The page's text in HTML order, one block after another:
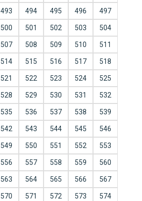
493 494 495 496 497
500 501 502 503 504
507 508 509 510 511
514 515 516 517 518
521 522 523 524 525
528 529 530 531 532
535 536 537 538 539
542 543 544 545 546
549 550 551 552 553
556 557 558 559 560
563 564 565 566 567
570 571 572 573 574